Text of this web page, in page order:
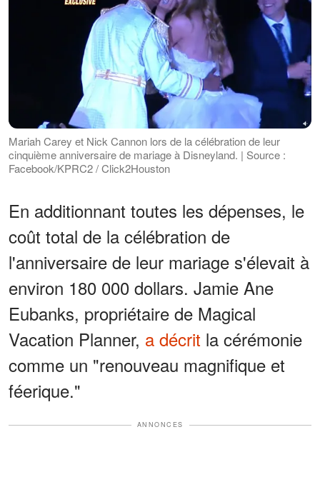
Mariah Carey et Nick Cannon lors de la célébration de leur
cinquième anniversaire de mariage à Disneyland. | Source :
Facebook/KPRC2 / Click2Houston
En additionnant toutes les dépenses, le
coût total de la célébration de
l'anniversaire de leur mariage s'élevait à
environ 180 000 dollars. Jamie Ane
Eubanks, propriétaire de Magical
Vacation Planner, a décrit la cérémonie
comme un "renouveau magnifique et
féerique."
ANNONCES